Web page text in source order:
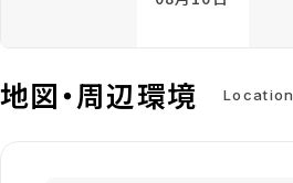
地図・周辺環境 Location